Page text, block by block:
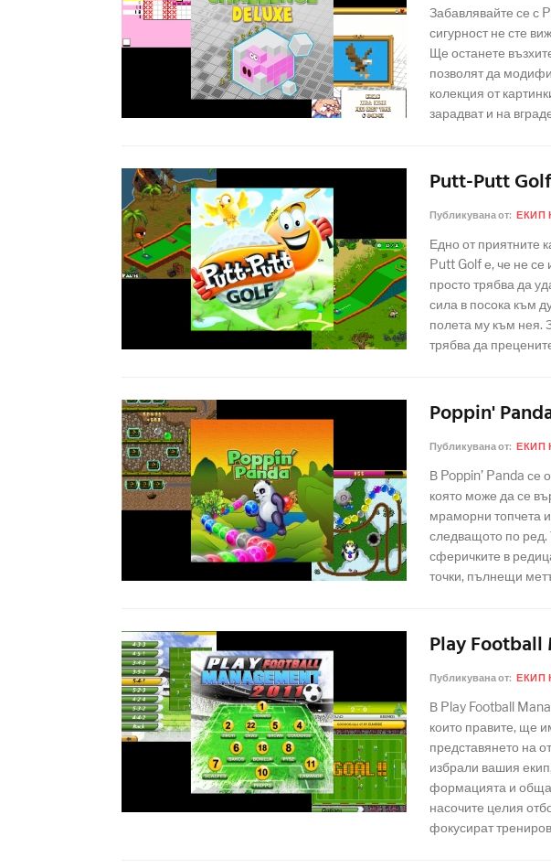
Забавлявайте се с
сигурност не сте
Ще останете
позволят да
колекция от
зарадват и на
Putt-Putt Golf
Публикувана от: ЕКИП
Едно от приятните
Putt Golf е, че не се
просто трябва да
сила в посока към
полета му към нея.
трябва да
Poppin'
Публикувана от: ЕКИП
В Poppin’ Panda се
която може да се
мраморни топчета
следващото по ред.
сферичките в
точки, пълнещи
Play Football
Публикувана от: ЕКИП
В Play Football
които правите, ще
представянето на
избрали вашия
формацията и
насочите целия
фокусират